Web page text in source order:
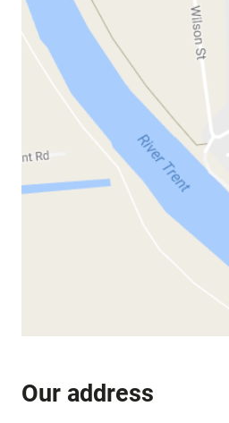
Our address